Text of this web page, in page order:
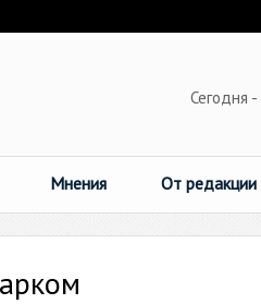
Сегодня
Мнения От редакции